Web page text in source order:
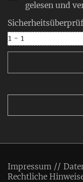
gelesen und
1 - 1
Impressum
Rechtliche